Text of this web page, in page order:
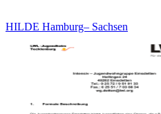
HILDE Hamburg– Sachsen